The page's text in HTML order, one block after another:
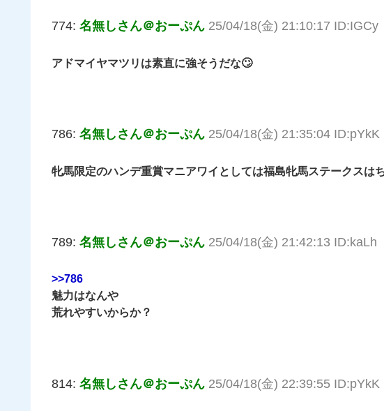
774: 名無しさん＠おーぷん 25/04/18(金) 21:10:17 ID:IGCy
アドマイヤマツリは素直に強そうだな🙄
786: 名無しさん＠おーぷん 25/04/18(金) 21:35:04 ID:pYkK
牝馬限定のハンデ重賞マニアワイとしては福島牝馬ステークスは
789: 名無しさん＠おーぷん 25/04/18(金) 21:42:13 ID:kaLh
>>786
魅力はなんや
荒れやすいからか？
814: 名無しさん＠おーぷん 25/04/18(金) 22:39:55 ID:pYkK